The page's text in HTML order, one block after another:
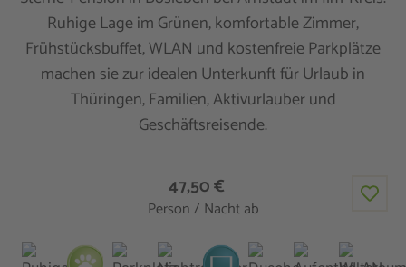
Ruhige Lage im Grünen, komfortable Zimmer,
Frühstücksbuffet, WLAN und kostenfreie Parkplätze
machen sie zur idealen Unterkunft für Urlaub in
Thüringen, Familien, Aktivurlauber und
Geschäftsreisende.
47,50 €
Person / Nacht ab